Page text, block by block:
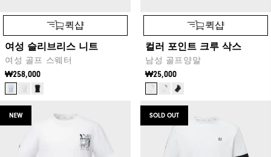
퀵샵
여성 슬리브리스 니트
여성 골프 스웨터
₩258,000
퀵샵
컬러 포인트 크루 삭스
남성 골프양말
₩25,000
NEW SOLD OUT